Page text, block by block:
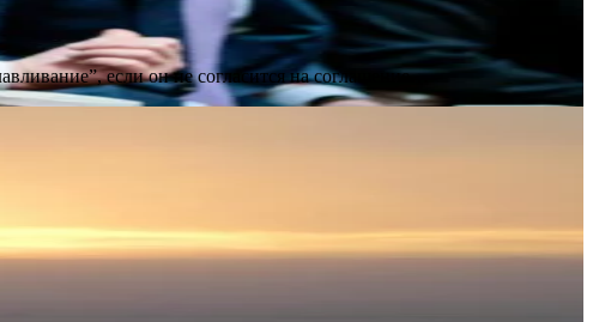
если он не согласится на соглашение…